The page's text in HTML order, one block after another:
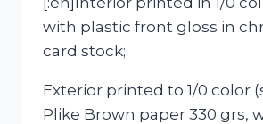
with plastic front gloss in
card stock;
Exterior printed to 1/0 color
Plike Brown paper 330 grs,